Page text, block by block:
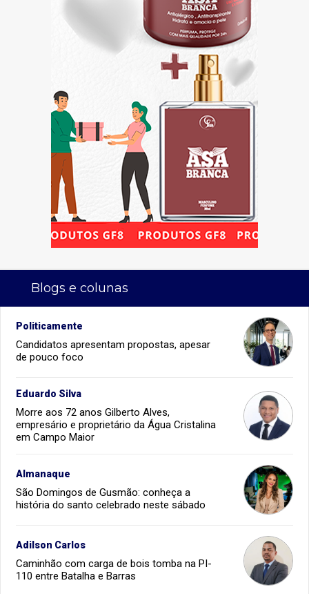
Blogs e colunas
Politicamente
Candidatos apresentam propostas, apesar
de pouco foco
Eduardo Silva
Morre aos 72 anos Gilberto Alves,
empresário e proprietário da Água Cristalina
em Campo Maior
Almanaque
São Domingos de Gusmão: conheça a
história do santo celebrado neste sábado
Adilson Carlos
Caminhão com carga de bois tomba na PI-
110 entre Batalha e Barras